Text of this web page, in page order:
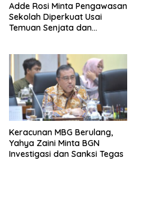
Adde Rosi Minta Pengawasan
Sekolah Diperkuat Usai
Temuan Senjata dan
Keracunan MBG Berulang,
Yahya Zaini Minta BGN
Investigasi dan Sanksi Tegas